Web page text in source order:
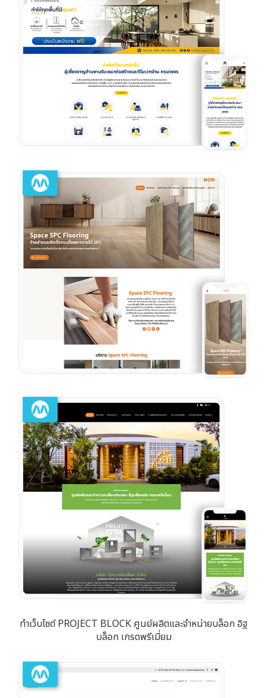
ทำเว็บไซต์ PROJECT BLOCK ศูนย์ผลิตและจำหน่ายบล็อก อิฐ
บล็อก เกรดพรีเมี่ยม